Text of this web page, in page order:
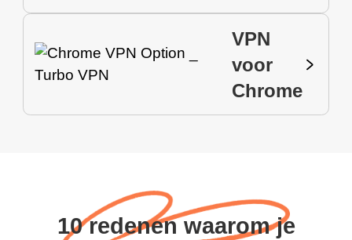
VPN
voor
Chrome
10 redenen waarom je